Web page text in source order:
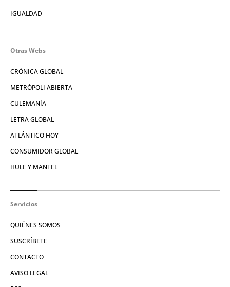
IGUALDAD
Otras Webs
CRÓNICA GLOBAL
METRÓPOLI ABIERTA
CULEMANÍA
LETRA GLOBAL
ATLÁNTICO HOY
CONSUMIDOR GLOBAL
HULE Y MANTEL
Servicios
QUIÉNES SOMOS
SUSCRÍBETE
CONTACTO
AVISO LEGAL